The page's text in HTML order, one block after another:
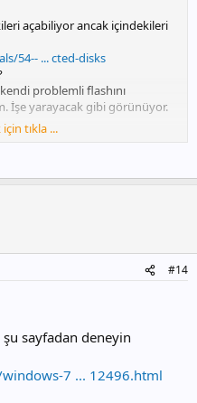
açabiliyor ancak içindekileri
54-- ... cted-disks
problemli flashını
İşe yarayacak gibi görünüyor.
tıklayıp, Yönetici olarak çalıştır
numarasını tespit edin.
emin olun, yoksa
tıkla ...
#14
sayfadan deneyin
7 ... 12496.html